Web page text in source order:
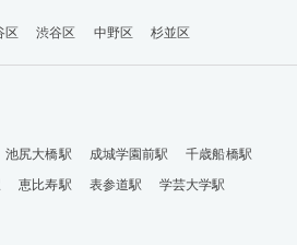
区 渋谷区 中野区 杉並区
池尻大橋駅 成城学園前駅
千歳船橋駅
恵比寿駅 表参道駅
学芸大学駅